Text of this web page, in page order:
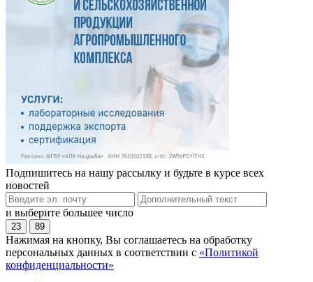
Подпишитесь на нашу рассылку и будьте в курсе всех
новостей
и выберите большее число
23 89
Нажимая на кнопку, Вы соглашаетесь на обработку
персональных данных в соответствии с «Политикой
конфиденциальности»